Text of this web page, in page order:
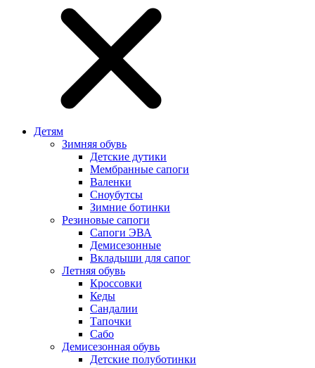
Детям
Зимняя обувь
Детские дутики
Мембранные сапоги
Валенки
Сноубутсы
Зимние ботинки
Резиновые сапоги
Сапоги ЭВА
Демисезонные
Вкладыши для сапог
Летняя обувь
Кроссовки
Кеды
Сандалии
Тапочки
Сабо
Демисезонная обувь
Детские полуботинки